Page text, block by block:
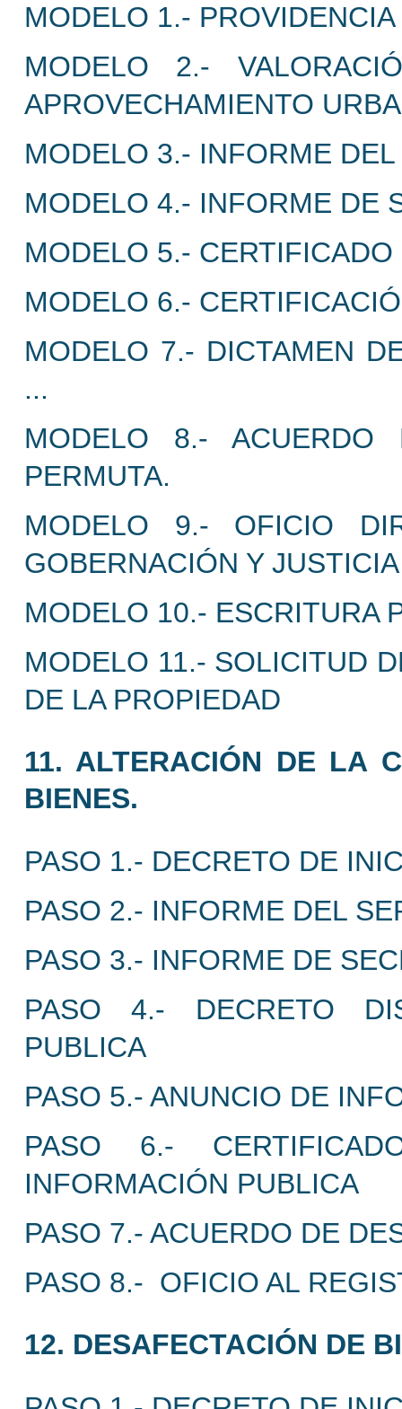
MODELO 1.-
MODELO 2.-
APROVECHAMIENTO
MODELO 3.- INFORME
MODELO 4.- INFORME DE
MODELO 5.-
MODELO 6.-
MODELO 7.- DICTAMEN
...
MODELO 8.- ACUERDO
PERMUTA.
MODELO 9.- OFICIO
GOBERNACIÓN Y
MODELO 10.- ESCRITURA
MODELO 11.- SOLICITUD
DE LA PROPIEDAD
11. ALTERACIÓN DE LA
BIENES.
PASO 1.- DECRETO DE
PASO 2.- INFORME DEL
PASO 3.- INFORME DE
PASO 4.- DECRETO
PUBLICA
PASO 5.- ANUNCIO DE
PASO 6.-
INFORMACIÓN PUBLICA
PASO 7.- ACUERDO DE
PASO 8.- OFICIO AL
12. DESAFECTACIÓN DE